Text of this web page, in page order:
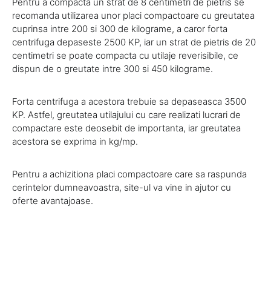
recomanda utilizarea unor placi compactoare cu greutatea
cuprinsa intre 200 si 300 de kilograme, a caror forta
centrifuga depaseste 2500 KP, iar un strat de pietris de 20
centimetri se poate compacta cu utilaje reverisibile, ce
dispun de o greutate intre 300 si 450 kilograme.
Forta centrifuga a acestora trebuie sa depaseasca 3500
KP. Astfel, greutatea utilajului cu care realizati lucrari de
compactare este deosebit de importanta, iar greutatea
acestora se exprima in kg/mp.
Pentru a achizitiona placi compactoare care sa raspunda
cerintelor dumneavoastra, site-ul va vine in ajutor cu
oferte avantajoase.